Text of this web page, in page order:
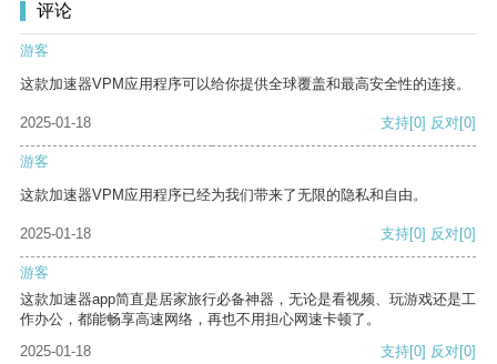
评论
游客
这款加速器VPM应用程序可以给你提供全球覆盖和最高安全性的连接。
2025-01-18 支持[0] 反对[0]
游客
这款加速器VPM应用程序已经为我们带来了无限的隐私和自由。
2025-01-18 支持[0] 反对[0]
游客
这款加速器app简直是居家旅行必备神器，无论是看视频、玩游戏还是工
作办公，都能畅享高速网络，再也不用担心网速卡顿了。
2025-01-18
支持[0] 反对[0]